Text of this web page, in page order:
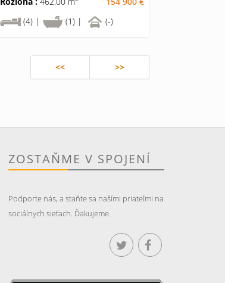
(4) |
(1) | (-)
<< >>
ZOSTAŇME V SPOJENÍ
Podporte nás, a staňte sa našími priateľmi na
sociálnych sieťach. Ďakujeme.